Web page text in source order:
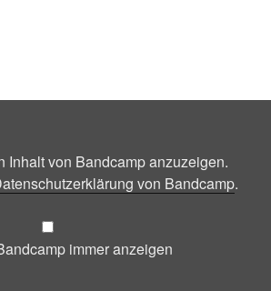
Inhalt von Bandcamp anzuzeigen.
von Bandcamp.
immer anzeigen